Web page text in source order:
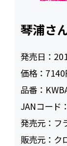
琴浦さ
発売日：
価格：
品番：
JANコード
発売元： フ
販売元： ク